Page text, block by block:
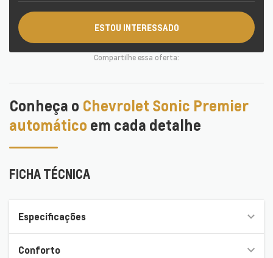
ESTOU INTERESSADO
Compartilhe essa oferta:
Conheça o Chevrolet Sonic Premier
automático em cada detalhe
FICHA TÉCNICA
Especificações
Conforto